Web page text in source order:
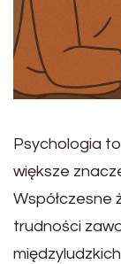
Psychologia
większe
Współczesne
trudności